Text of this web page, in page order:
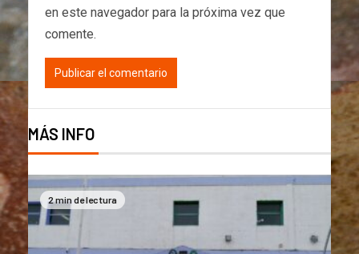
en este navegador para la próxima vez que
comente.
MÁS INFO
2 min de lectura